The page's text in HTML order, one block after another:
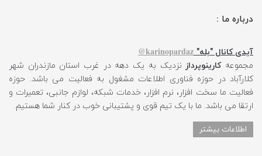
درباره ما :
آیدی کانال "بله" karinopardaz@
مجموعهکارینوپرداز نزدیک به یک دهه در غرب استان مازندران شهر
کلارآباد در حوزه فناوری اطلاعات مشغول به فعالیت می باشد. حوزه
فعالیت ما سخت افزار، نرم افزار، خدمات شبکه، لوازم جانبی، تعمیرات و
ارتقا می باشد. ما با یک تیم قوی و پشتیبانی خوب در کنار شما هستیم.
اطلاعات بیشتر